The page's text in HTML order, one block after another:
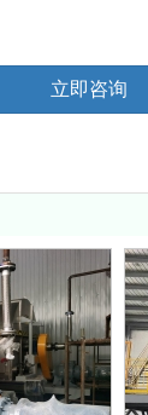
立即咨询